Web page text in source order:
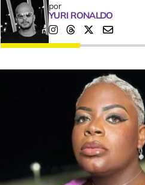
por
YURI RONALDO